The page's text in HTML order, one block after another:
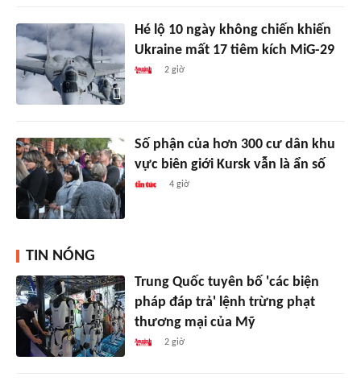
Hé lộ 10 ngày không chiến khiến
Ukraine mất 17 tiêm kích MiG-29
2 giờ
Số phận của hơn 300 cư dân khu
vực biên giới Kursk vẫn là ẩn số
4 giờ
TIN NÓNG
Trung Quốc tuyên bố 'các biện
pháp đáp trả' lệnh trừng phạt
thương mại của Mỹ
2 giờ